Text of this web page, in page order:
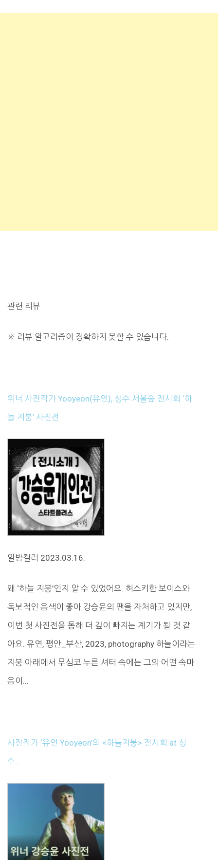
관련 리뷰
※ 리뷰 알고리즘이 정확하지 못할 수 있습니다.
위너 사진작가 Yooyeon(유연), 성수 서울숲 전시회 ‘하
늘 지붕’ 사진전
알밤캘리 2023.03.16.
왜 ‘하늘 지붕’인지 알 수 있었어요. 허스키한 보이스와
독보적인 음색이 좋아 강승윤의 팬을 자처하고 있지만,
이번 첫 사진전을 통해 더 깊이 빠지는 계기가 될 것 같
아요. 유연, 평안_부산, 2023, photography 하늘이라는
지붕 아래에서 무심코 누른 셔터 속에는 그의 어떤 속마
음이…
사진작가 ‘유연 Yooyeon’의 <하늘지붕> 전시회 at 성
수…